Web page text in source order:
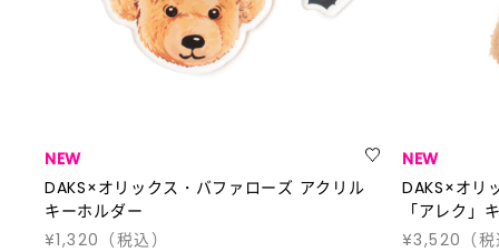
NEW
DAKS×オリックス・バファローズ アクリル
キーホルダー
¥1,320 （税込）
NEW
DAKS×オリ
「アレク」
¥3,520 （